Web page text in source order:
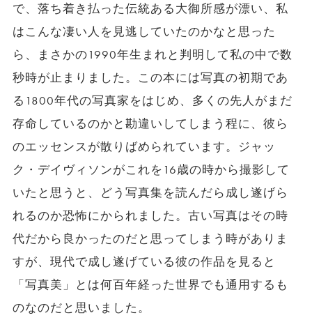
で、落ち着き払った伝統ある大御所感が漂い、私
はこんな凄い人を見逃していたのかなと思った
ら、まさかの1990年生まれと判明して私の中で数
秒時が止まりました。この本には写真の初期であ
る1800年代の写真家をはじめ、多くの先人がまだ
存命しているのかと勘違いしてしまう程に、彼ら
のエッセンスが散りばめられています。ジャッ
ク・デイヴィソンがこれを16歳の時から撮影して
いたと思うと、どう写真集を読んだら成し遂げら
れるのか恐怖にかられました。古い写真はその時
代だから良かったのだと思ってしまう時がありま
すが、現代で成し遂げている彼の作品を見ると
「写真美」とは何百年経った世界でも通用するも
のなのだと思いました。